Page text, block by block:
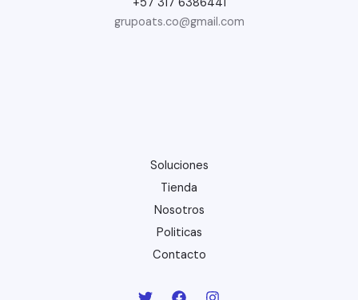
grupoats.co@gmail.com
Soluciones
Tienda
Nosotros
Politicas
Contacto